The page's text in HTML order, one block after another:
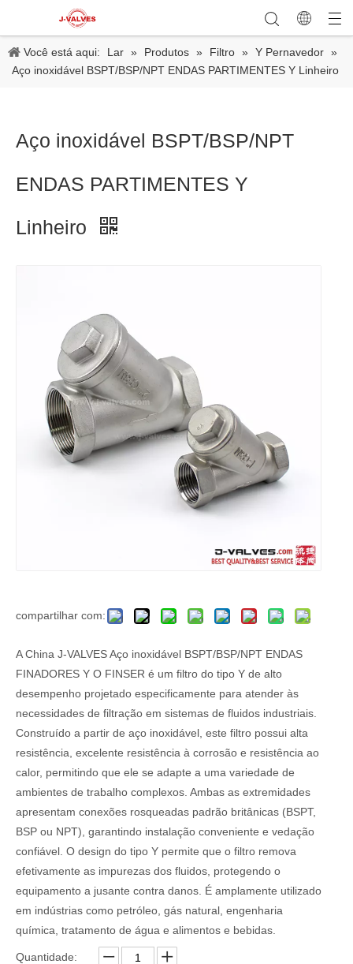
Você está aqui: Lar » Produtos » Filtro » Y Pernavedor »
Aço inoxidável BSPT/BSP/NPT ENDAS PARTIMENTES Y Linheiro
Aço inoxidável BSPT/BSP/NPT
ENDAS PARTIMENTES Y
Linheiro
compartilhar com:
A China J-VALVES Aço inoxidável BSPT/BSP/NPT ENDAS
FINADORES Y O FINSER é um filtro do tipo Y de alto
desempenho projetado especificamente para atender às
necessidades de filtração em sistemas de fluidos industriais.
Construído a partir de aço inoxidável, este filtro possui alta
resistência, excelente resistência à corrosão e resistência ao
calor, permitindo que ele se adapte a uma variedade de
ambientes de trabalho complexos. Ambas as extremidades
apresentam conexões rosqueadas padrão britânicas (BSPT,
BSP ou NPT), garantindo instalação conveniente e vedação
confiável. O design do tipo Y permite que o filtro remova
efetivamente as impurezas dos fluidos, protegendo o
equipamento a jusante contra danos. É amplamente utilizado
em indústrias como petróleo, gás natural, engenharia
química, tratamento de água e alimentos e bebidas.
Quantidade: